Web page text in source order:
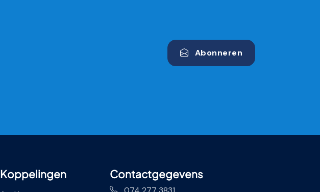
Abonneren
Koppelingen Contactgegevens